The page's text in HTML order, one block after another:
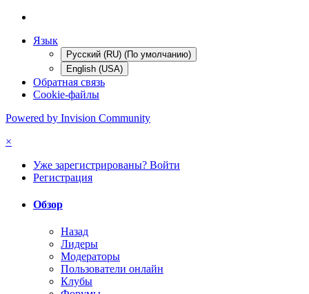
Язык
Русский (RU) (По умолчанию)
English (USA)
Обратная связь
Cookie-файлы
Powered by Invision Community
×
Уже зарегистрированы? Войти
Регистрация
Обзор
Назад
Лидеры
Модераторы
Пользователи онлайн
Клубы